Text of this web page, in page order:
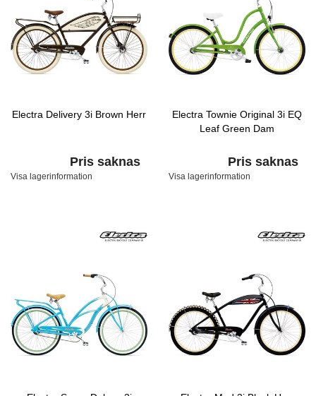
Electra Delivery 3i Brown Herr
Pris saknas
Visa lagerinformation
Electra Townie Original 3i EQ
Leaf Green Dam
Pris saknas
Visa lagerinformation